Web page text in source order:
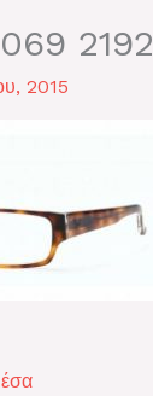
2192
2015